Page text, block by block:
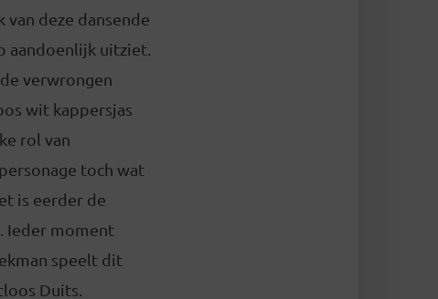
deze dansende
aandoenlijk uitziet.
verwrongen
wit kappersjas
rol van
toch wat
is eerder de
Ieder moment
speelt dit
Duits.